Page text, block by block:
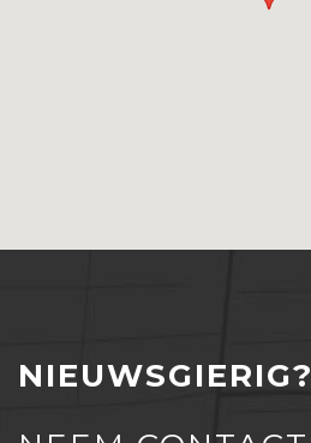
NIEUWSGIERIG?